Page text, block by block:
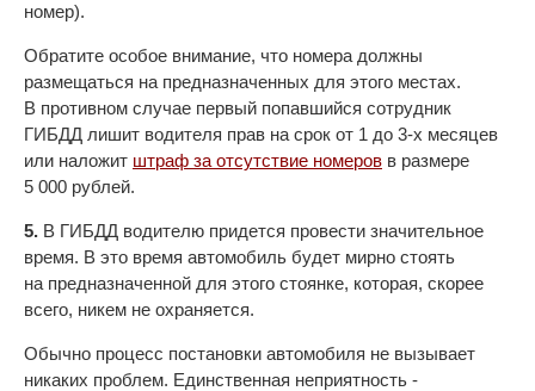
номер).
Обратите особое внимание, что номера должны
размещаться на предназначенных для этого местах.
В противном случае первый попавшийся сотрудник
ГИБДД лишит водителя прав на срок от 1 до 3-х месяцев
или наложит штраф за отсутствие номеров в размере
5 000 рублей.
5. В ГИБДД водителю придется провести значительное
время. В это время автомобиль будет мирно стоять
на предназначенной для этого стоянке, которая, скорее
всего, никем не охраняется.
Обычно процесс постановки автомобиля не вызывает
никаких проблем. Единственная неприятность -